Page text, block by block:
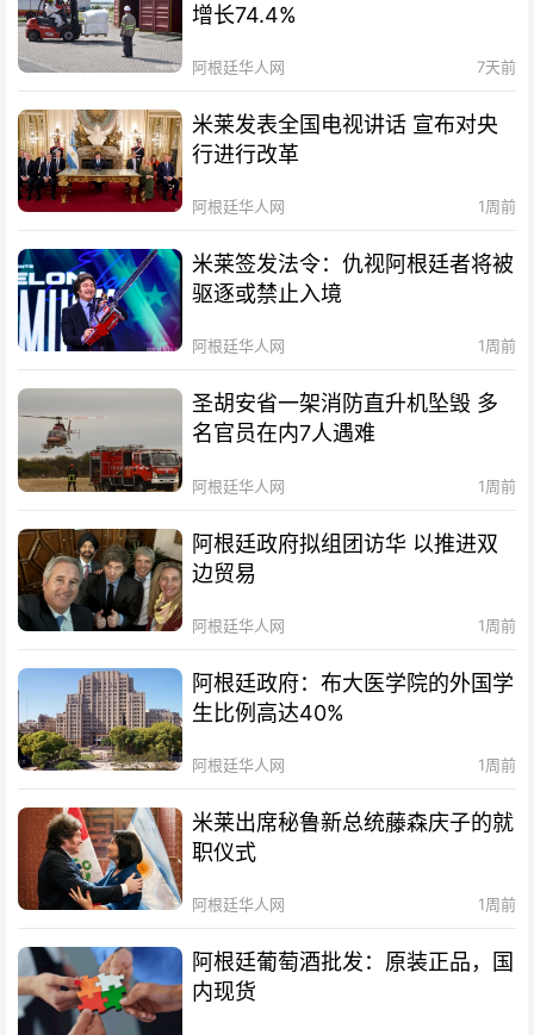
增长74.4%
阿根廷华人网 7天前
米莱发表全国电视讲话 宣布对央
行进行改革
阿根廷华人网 1周前
米莱签发法令：仇视阿根廷者将被
驱逐或禁止入境
阿根廷华人网 1周前
圣胡安省一架消防直升机坠毁 多
名官员在内7人遇难
阿根廷华人网 1周前
阿根廷政府拟组团访华 以推进双
边贸易
阿根廷华人网 1周前
阿根廷政府：布大医学院的外国学
生比例高达40%
阿根廷华人网 1周前
米莱出席秘鲁新总统藤森庆子的就
职仪式
阿根廷华人网 1周前
阿根廷葡萄酒批发：原装正品，国
内现货